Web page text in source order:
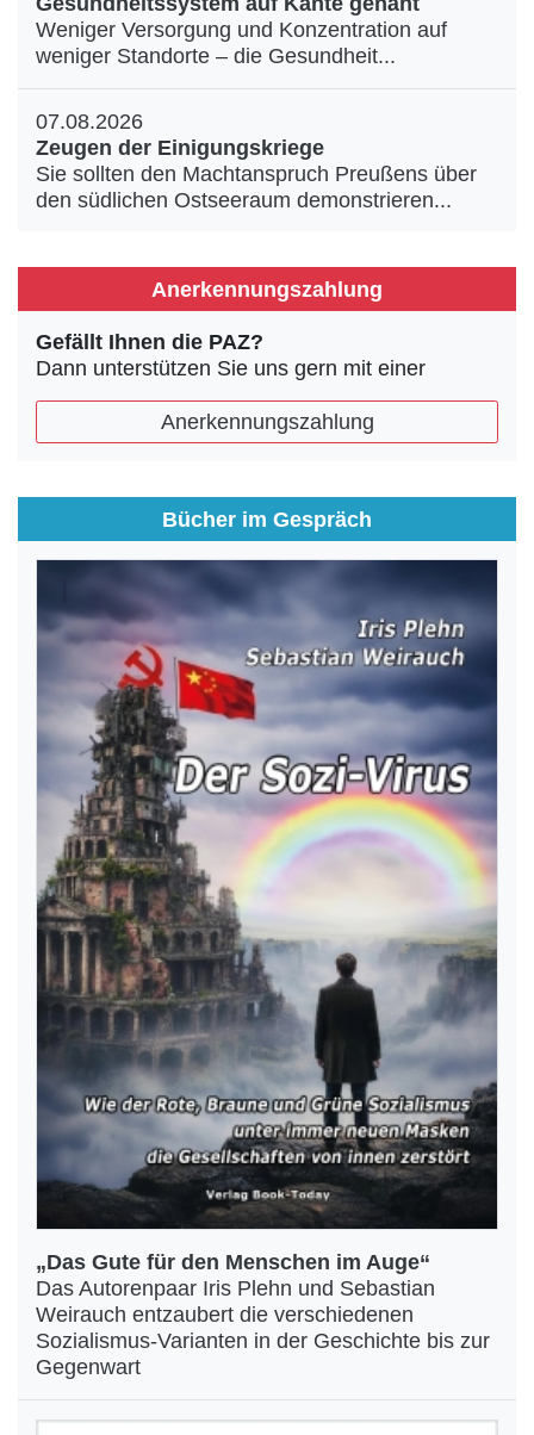
Weniger Versorgung und Konzentration auf
weniger Standorte – die Gesundheit...
07.08.2026
Zeugen der Einigungskriege
Sie sollten den Machtanspruch Preußens über
den südlichen Ostseeraum demonstrieren...
Anerkennungszahlung
Gefällt Ihnen die PAZ?
Dann unterstützen Sie uns gern mit einer
Anerkennungszahlung
Bücher im Gespräch
„Das Gute für den Menschen im Auge“
Das Autorenpaar Iris Plehn und Sebastian
Weirauch entzaubert die verschiedenen
Sozialismus-Varianten in der Geschichte bis zur
Gegenwart